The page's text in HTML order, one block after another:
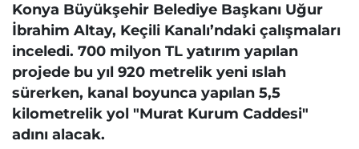
Konya Büyükşehir Belediye Başkanı Uğur
İbrahim Altay, Keçili Kanalı’ndaki çalışmaları
inceledi. 700 milyon TL yatırım yapılan
projede bu yıl 920 metrelik yeni ıslah
sürerken, kanal boyunca yapılan 5,5
kilometrelik yol "Murat Kurum Caddesi"
adını alacak.